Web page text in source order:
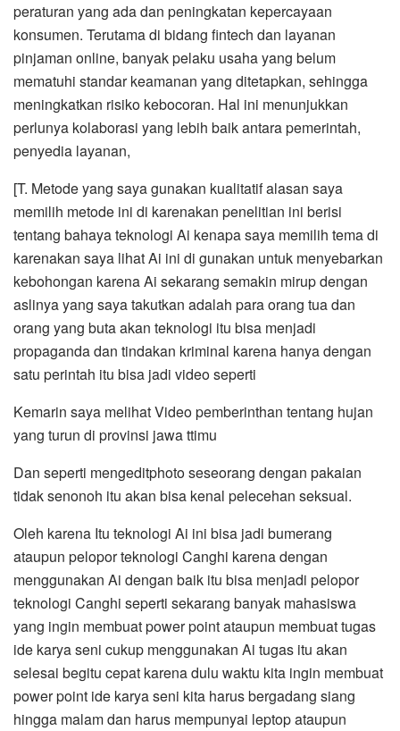
peraturan yang ada dan peningkatan kepercayaan
konsumen. Terutama di bidang fintech dan layanan
pinjaman online, banyak pelaku usaha yang belum
mematuhi standar keamanan yang ditetapkan, sehingga
meningkatkan risiko kebocoran. Hal ini menunjukkan
perlunya kolaborasi yang lebih baik antara pemerintah,
penyedia layanan,
[T. Metode yang saya gunakan kualitatif alasan saya
memilih metode ini di karenakan penelitian ini berisi
tentang bahaya teknologi Ai kenapa saya memilih tema di
karenakan saya lihat Ai ini di gunakan untuk menyebarkan
kebohongan karena Ai sekarang semakin mirup dengan
aslinya yang saya takutkan adalah para orang tua dan
orang yang buta akan teknologi itu bisa menjadi
propaganda dan tindakan kriminal karena hanya dengan
satu perintah itu bisa jadi video seperti
Kemarin saya melihat Video pemberinthan tentang hujan
yang turun di provinsi jawa ttimu
Dan seperti mengeditphoto seseorang dengan pakaian
tidak senonoh itu akan bisa kenal pelecehan seksual.
Oleh karena Itu teknologi Ai ini bisa jadi bumerang
ataupun pelopor teknologi Canghi karena dengan
menggunakan Ai dengan baik itu bisa menjadi pelopor
teknologi Canghi seperti sekarang banyak mahasiswa
yang ingin membuat power point ataupun membuat tugas
ide karya seni cukup menggunakan Ai tugas itu akan
selesai begitu cepat karena dulu waktu kita ingin membuat
power point ide karya seni kita harus bergadang siang
hingga malam dan harus mempunyai leptop ataupun